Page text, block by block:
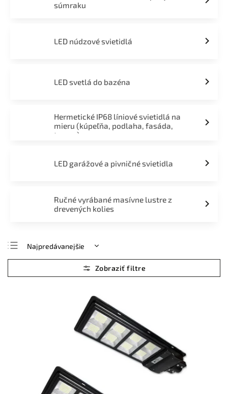
súmraku
LED núdzové svietidlá
LED svetlá do bazéna
Hermetické IP68 líniové svietidlá na
mieru (kúpeľňa, podlaha, fasáda,
terasa)
LED garážové a pivničné svietidla
Ručné vyrábané masívne lustre z
drevených kolies
Najpredávanejšie
Najlacnejšie
Najdrahšie